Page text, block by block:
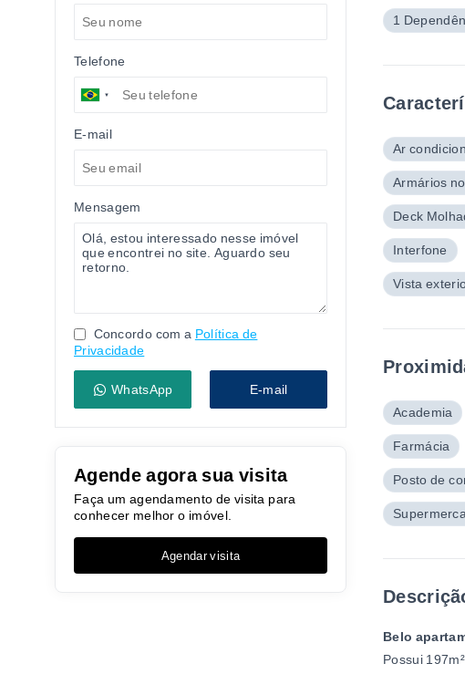
Telefone
E-mail
Mensagem
Concordo com a Política de
Privacidade
WhatsApp E-mail
Agende agora sua visita
Faça um agendamento de visita para
conhecer melhor o imóvel.
Agendar visita
1
Ar
Armários
Deck
Interfone
Vista
Academia
Farmácia
Posto de
Belo
Possui